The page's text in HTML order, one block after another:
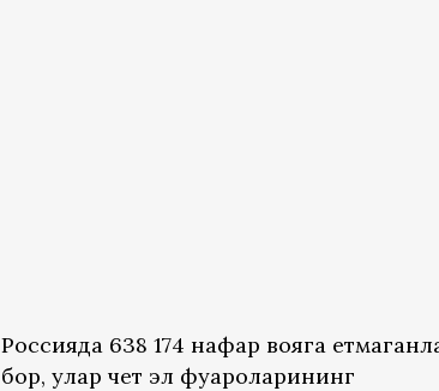
Россияда 638 174 нафар вояга
бор, улар чет эл фуқароларининг